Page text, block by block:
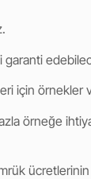
için örnekler
örneğe